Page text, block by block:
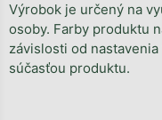
Výrobok je určený na
osoby. Farby produktu
závislosti od
súčasťou produktu.